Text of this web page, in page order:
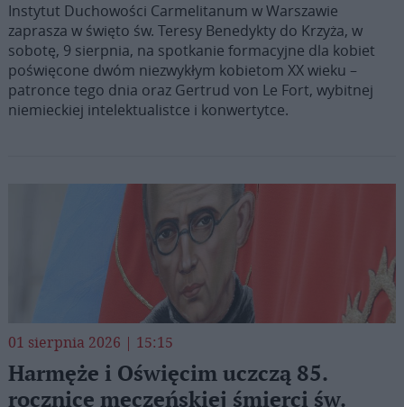
Instytut Duchowości Carmelitanum w Warszawie
zaprasza w święto św. Teresy Benedykty do Krzyża, w
sobotę, 9 sierpnia, na spotkanie formacyjne dla kobiet
poświęcone dwóm niezwykłym kobietom XX wieku –
patronce tego dnia oraz Gertrud von Le Fort, wybitnej
niemieckiej intelektualistce i konwertytce.
01 sierpnia 2026 | 15:15
Harmęże i Oświęcim uczczą 85.
rocznicę męczeńskiej śmierci św.